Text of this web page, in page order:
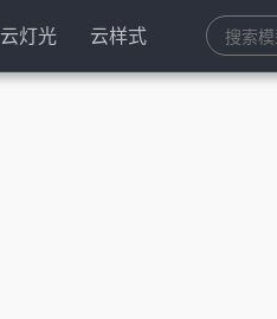
云灯光 云样式